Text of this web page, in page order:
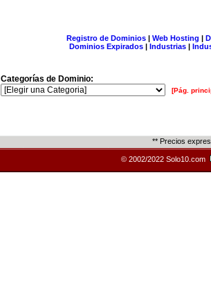
Registro de Dominios| Web Hosting |
Dominios Expirados | Industrias |
Categorías de Dominio:
[Pág.
** Precios
© 2002/2022 Solo10.com